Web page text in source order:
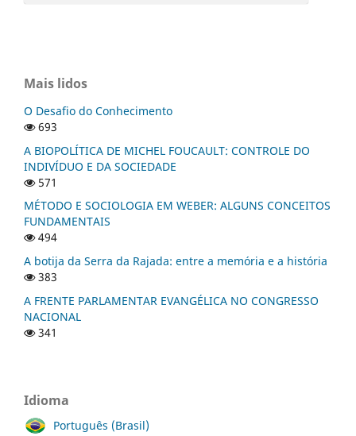
Mais lidos
O Desafio do Conhecimento
693
A BIOPOLÍTICA DE MICHEL FOUCAULT: CONTROLE DO
INDIVÍDUO E DA SOCIEDADE
571
MÉTODO E SOCIOLOGIA EM WEBER: ALGUNS CONCEITOS
FUNDAMENTAIS
494
A botija da Serra da Rajada: entre a memória e a história
383
A FRENTE PARLAMENTAR EVANGÉLICA NO CONGRESSO
NACIONAL
341
Idioma
Português (Brasil)